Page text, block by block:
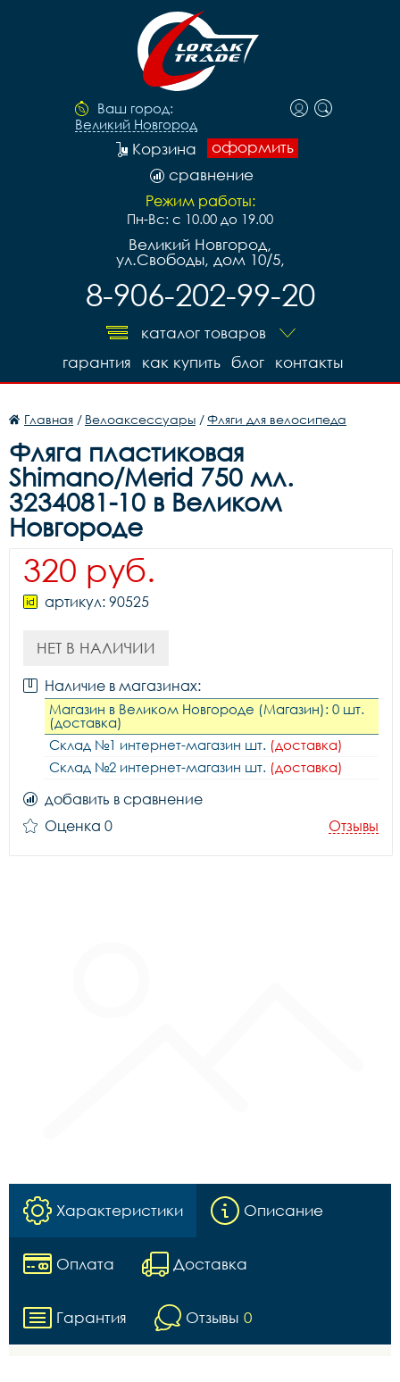
Ваш город:
Великий Новгород
оформить
Корзина
сравнение
Режим работы:
Пн-Вс: с 10.00 до 19.00
Великий Новгород,
ул.Свободы, дом 10/5,
8-906-202-99-20
каталог товаров
контакты
блог
как купить
гарантия
Главная / Велоаксессуары /Фляги для велосипеда
Фляга пластиковая
Shimano/Merid 750 мл.
3234081-10 в Великом
Новгороде
320 руб.
артикул: 90525
НЕТ В НАЛИЧИИ
Наличие в магазинах:
Магазин в Великом Новгороде (Магазин): 0 шт.
(доставка)
Склад №1 интернет-магазин шт. (доставка)
Склад №2 интернет-магазин шт. (доставка)
добавить в сравнение
Оценка 0
Отзывы
Характеристики Описание
Оплата Доставка
Гарантия Отзывы 0